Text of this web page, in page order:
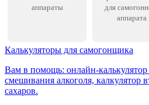
аппараты
для
аппарата
Калькуляторы для самогонщика
Вам в помощь: онлайн-калькулятор
смешивания алкоголя, калкулятор
сахаров.